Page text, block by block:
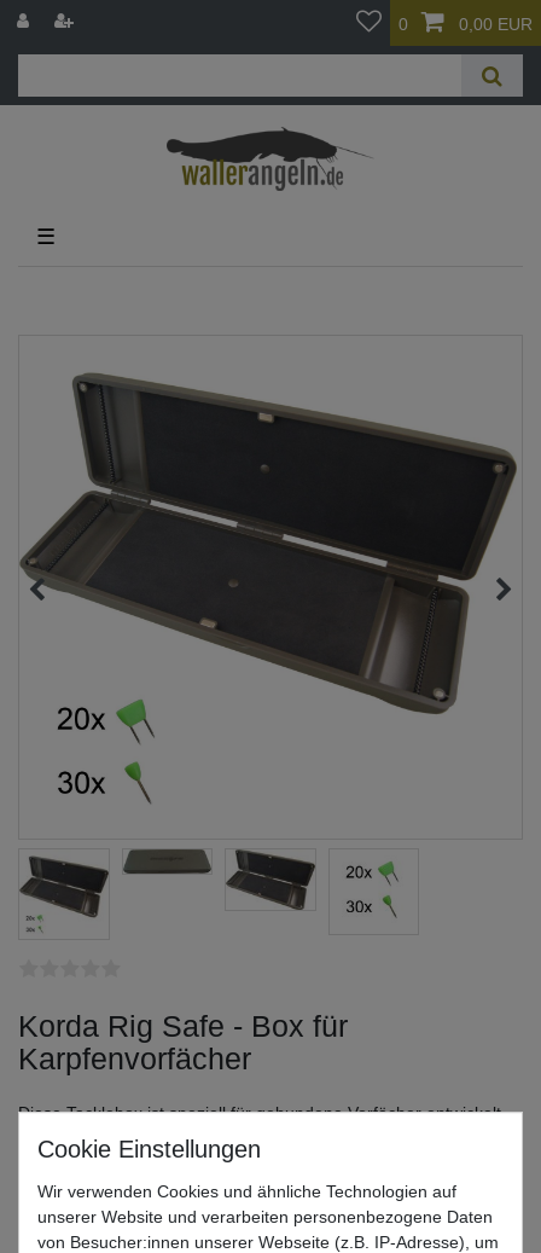
0 0,00 EUR
☰
Korda Rig Safe - Box für
Karpfenvorfächer
Diese Tacklebox ist speziell für gebundene Vorfächer entwickelt
worden
35,99 EUR *
Wir verwenden Cookies und ähnliche Technologien auf
unserer Website und verarbeiten personenbezogene Daten
von Besucher:innen unserer Webseite (z.B. IP-Adresse), um